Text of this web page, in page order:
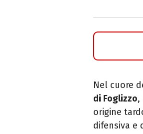
Nel cuore
di Foglizzo,
origine
difensiva e